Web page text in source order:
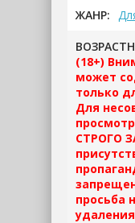
ЖАНР:
(18+)
может
только
Для
СТРОГО
просьба